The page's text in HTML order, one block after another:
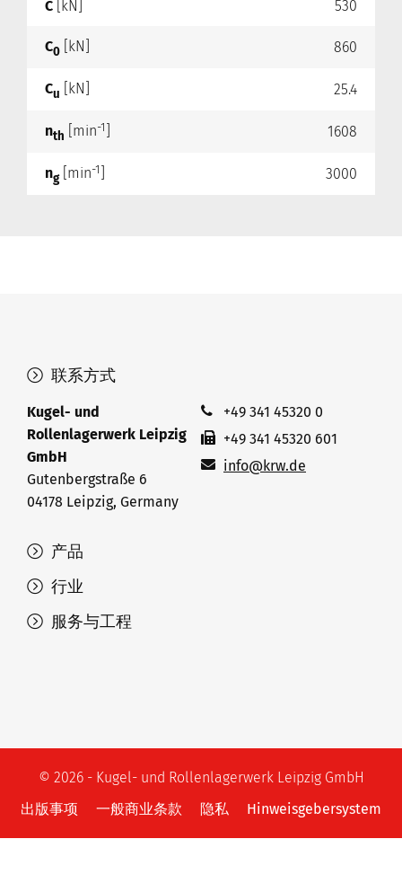
C [kN] 530
C0 [kN] 860
Cu [kN] 25.4
nth [min-1 1608
ng[min-1 3000
产品
行业
服务与工程
联系方式
Kugel- und
Rollenlagerwerk Leipzig
GmbH
Gutenbergstraße 6
04178 Leipzig, Germany
+49 341 45320 0
+49 341 45320 601
info@krw.de
© 2026 - Kugel- und Rollenlagerwerk Leipzig GmbH
出版事项
一般商业条款 隐私 Hinweisgebersystem